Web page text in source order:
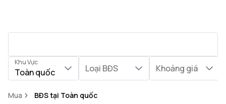
Khu Vực
Toàn quốc Loại BĐS Khoảng giá
Mua BĐS tại Toàn quốc